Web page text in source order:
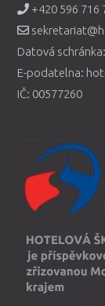
+420 596 716
Datová
E-podatelna:
IČ: 00577260